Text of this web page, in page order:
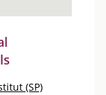
(SP)